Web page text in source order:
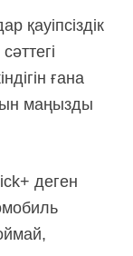
қауіпсіздік
ғана
маңызды
деген